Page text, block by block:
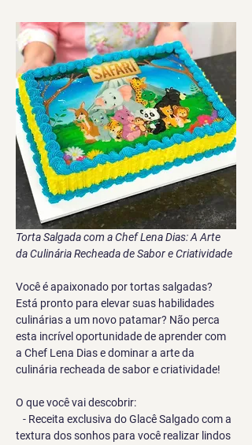
Torta Salgada com a Chef Lena Dias: A Arte
da Culinária Recheada de Sabor e Criatividade
Você é apaixonado por tortas salgadas?
Está pronto para elevar suas habilidades
culinárias a um novo patamar? Não perca
esta incrível oportunidade de aprender com
a Chef Lena Dias e dominar a arte da
culinária recheada de sabor e criatividade!
O que você vai descobrir:
- Receita exclusiva do Glacê Salgado com a
textura dos sonhos para você realizar lindos